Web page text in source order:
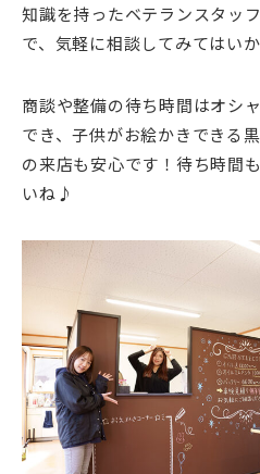
知識を持ったベテランスタッ
で、気軽に相談してみてはい
商談や整備の待ち時間はオシ
でき、子供がお絵かきできる
の来店も安心です！待ち時間
いね♪